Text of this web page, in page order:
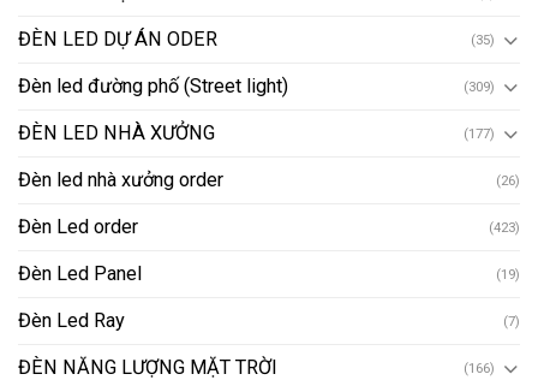
ĐÈN LED DỰ ÁN ODER (35)
Đèn led đường phố (Street light) (309)
ĐÈN LED NHÀ XƯỞNG (177)
Đèn led nhà xưởng order (26)
Đèn Led order (423)
Đèn Led Panel (19)
Đèn Led Ray (7)
ĐÈN NĂNG LƯỢNG MẶT TRỜI (166)